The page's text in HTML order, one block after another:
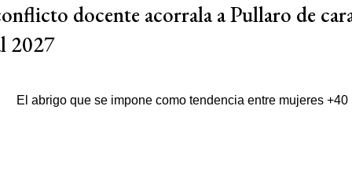
docente acorrala a Pullaro de
2027